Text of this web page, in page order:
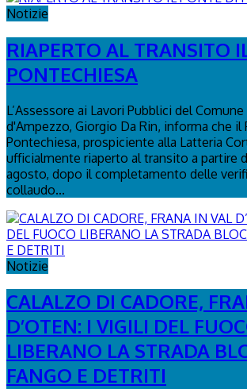
Notizie
RIAPERTO AL TRANSITO
PONTECHIESA
L’Assessore ai Lavori Pubblici del
d'Ampezzo, Giorgio Da Rin, informa che il
Pontechiesa, prospiciente alla Latteria
ufficialmente riaperto al transito a partire
agosto, dopo il completamento delle
collaudo...
Notizie
CALALZO DI CADORE,
D’OTEN: I VIGILI DEL
LIBERANO LA STRADA
FANGO E DETRITI